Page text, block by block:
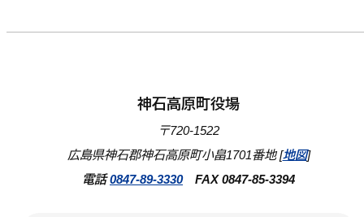
神石高原町役場
〒720-1522
広島県神石郡神石高原町小畠1701番地 [地図]
電話0847-89-3330FAX 0847-85-3394